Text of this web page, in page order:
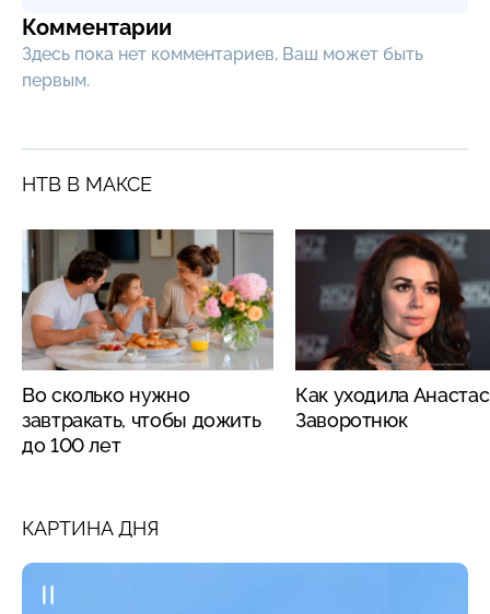
Комментарии
Здесь пока нет комментариев, Ваш может быть
первым.
НТВ В МАКСЕ
Во сколько нужно
завтракать, чтобы дожить
до 100 лет
Как уходила
Заворотнюк
КАРТИНА ДНЯ